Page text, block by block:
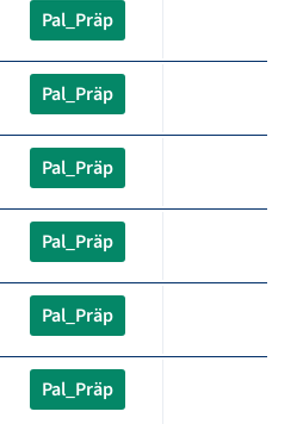
Pal_Präp
Pal_Präp
Pal_Präp
Pal_Präp
Pal_Präp
Pal_Präp